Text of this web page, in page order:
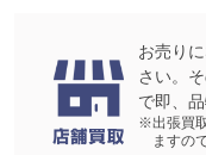
お売り
さい。
で即、
※出張買
ますの